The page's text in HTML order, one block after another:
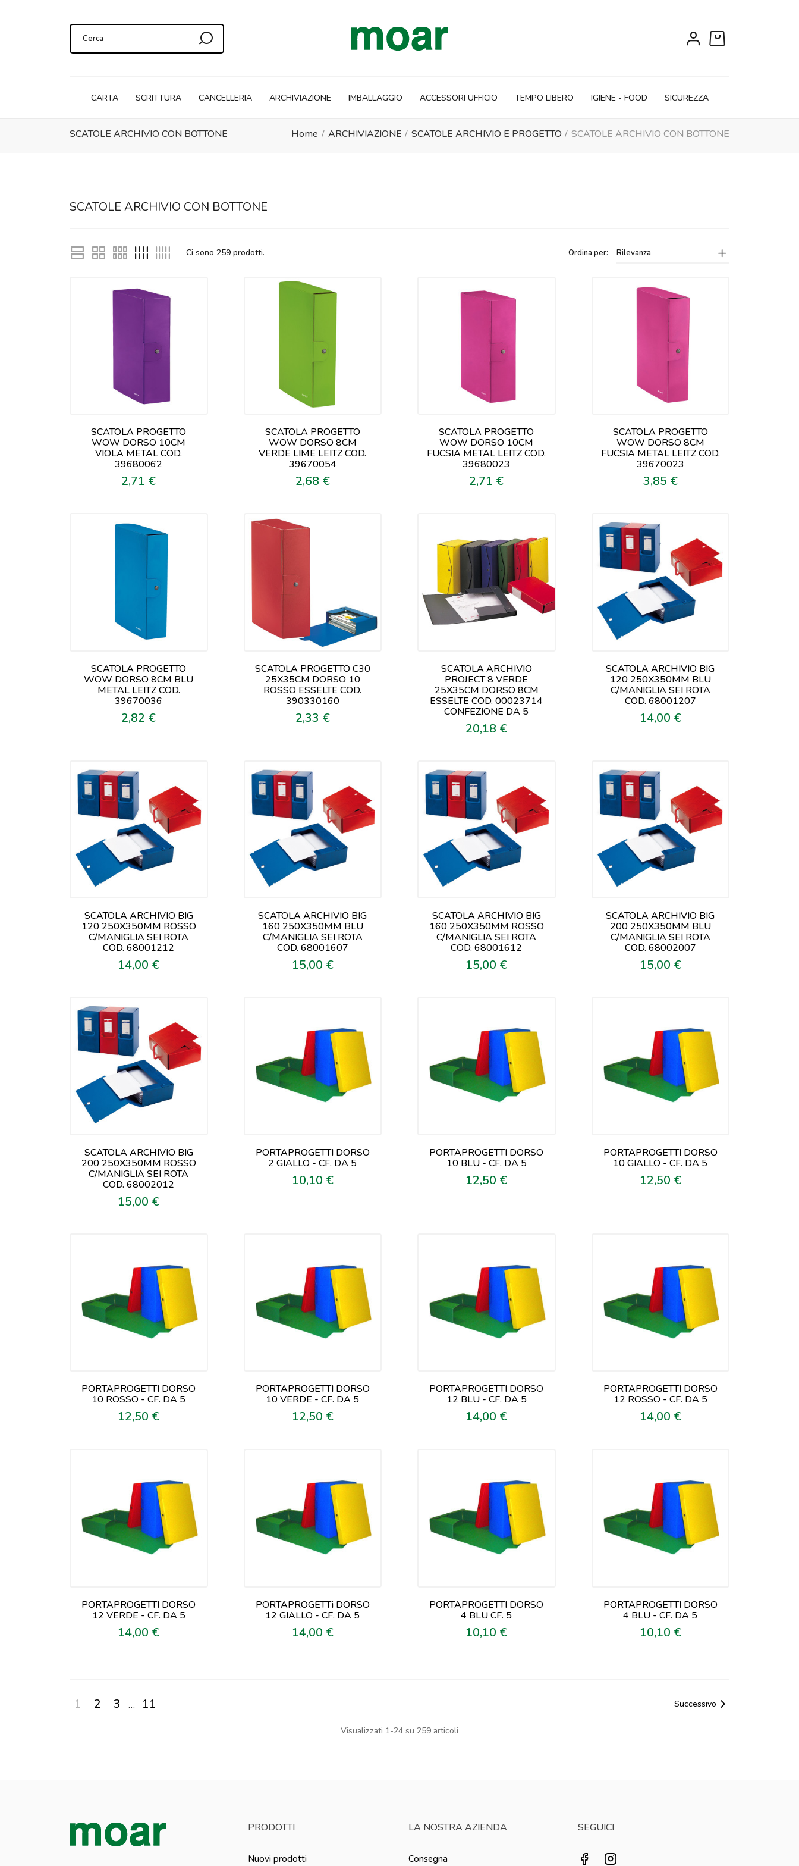
CARTA SCRITTURA CANCELLERIA ARCHIVIAZIONE IMBALLAGGIO ACCESSORI UFFICIO TEMPO LIBERO IGIENE - FOOD SICUREZZA
SCATOLE ARCHIVIO CON BOTTONE Home ARCHIVIAZIONE SCATOLE ARCHIVIO E PROGETTO SCATOLE ARCHIVIO CON BOTTONE
SCATOLE ARCHIVIO CON BOTTONE
Ci sono 259 prodotti. Ordina per: Rilevanza
SCATOLA PROGETTO
WOW DORSO 10CM
VIOLA METAL COD.
39680062
Prezzo
2,71 €
SCATOLA PROGETTO
WOW DORSO 8CM
VERDE LIME LEITZ COD.
39670054
Prezzo
2,68 €
SCATOLA PROGETTO
WOW DORSO 10CM
FUCSIA METAL LEITZ COD.
39680023
Prezzo
2,71 €
SCATOLA PROGETTO
WOW DORSO 8CM
FUCSIA METAL LEITZ COD.
39670023
Prezzo
3,85 €
SCATOLA PROGETTO
WOW DORSO 8CM BLU
METAL LEITZ COD.
39670036
Prezzo
2,82 €
SCATOLA PROGETTO C30
25X35CM DORSO 10
ROSSO ESSELTE COD.
390330160
Prezzo
2,33 €
SCATOLA ARCHIVIO
PROJECT 8 VERDE
25X35CM DORSO 8CM
ESSELTE COD. 00023714
CONFEZIONE DA 5
Prezzo
20,18 €
SCATOLA ARCHIVIO BIG
120 250X350MM BLU
C/MANIGLIA SEI ROTA
COD. 68001207
Prezzo
14,00 €
SCATOLA ARCHIVIO BIG
120 250X350MM ROSSO
C/MANIGLIA SEI ROTA
COD. 68001212
Prezzo
14,00 €
SCATOLA ARCHIVIO BIG
160 250X350MM BLU
C/MANIGLIA SEI ROTA
COD. 68001607
Prezzo
15,00 €
SCATOLA ARCHIVIO BIG
160 250X350MM ROSSO
C/MANIGLIA SEI ROTA
COD. 68001612
Prezzo
15,00 €
SCATOLA ARCHIVIO BIG
200 250X350MM BLU
C/MANIGLIA SEI ROTA
COD. 68002007
Prezzo
15,00 €
SCATOLA ARCHIVIO BIG
200 250X350MM ROSSO
C/MANIGLIA SEI ROTA
COD. 68002012
Prezzo
15,00 €
PORTAPROGETTI DORSO
2 GIALLO - CF. DA 5
Prezzo
10,10 €
PORTAPROGETTI DORSO
10 BLU - CF. DA 5
Prezzo
12,50 €
PORTAPROGETTI DORSO
10 GIALLO - CF. DA 5
Prezzo
12,50 €
PORTAPROGETTI DORSO
10 ROSSO - CF. DA 5
Prezzo
12,50 €
PORTAPROGETTI DORSO
10 VERDE - CF. DA 5
Prezzo
12,50 €
PORTAPROGETTI DORSO
12 BLU - CF. DA 5
Prezzo
14,00 €
PORTAPROGETTI DORSO
12 ROSSO - CF. DA 5
Prezzo
14,00 €
PORTAPROGETTI DORSO
12 VERDE - CF. DA 5
Prezzo
14,00 €
PORTAPROGETTi DORSO
12 GIALLO - CF. DA 5
Prezzo
14,00 €
PORTAPROGETTI DORSO
4 BLU CF. 5
Prezzo
10,10 €
PORTAPROGETTI DORSO
4 BLU - CF. DA 5
Prezzo
10,10 €
1 2 3 … 11 Successivo
Visualizzati 1-24 su 259 articoli
PRODOTTI
Nuovi prodotti
LA NOSTRA AZIENDA
Consegna
SEGUICI